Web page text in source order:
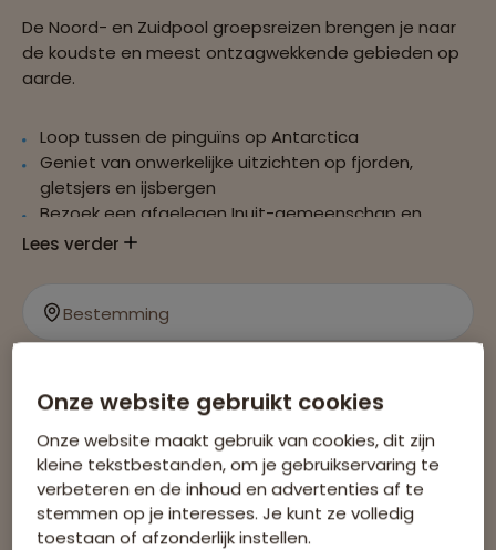
De Noord- en Zuidpool groepsreizen brengen je naar
de koudste en meest ontzagwekkende gebieden op
aarde.
Loop tussen de pinguïns op Antarctica
Geniet van onwerkelijke uitzichten op fjorden,
gletsjers en ijsbergen
Bezoek een afgelegen Inuit-gemeenschap en
ervaar de unieke levenswijze
Lees verder
Bestemming
Bekijk 0 reizen
Filteren & sorteren
Onze website gebruikt cookies
Onze website maakt gebruik van cookies, dit zijn
kleine tekstbestanden, om je gebruikservaring te
verbeteren en de inhoud en advertenties af te
stemmen op je interesses. Je kunt ze volledig
toestaan of afzonderlijk instellen.